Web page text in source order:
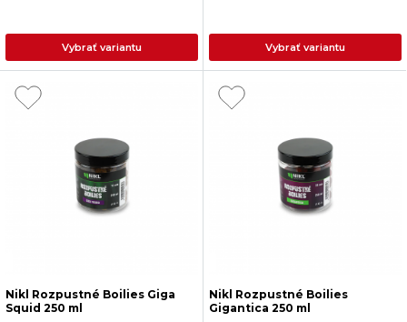
Vybrať variantu Vybrať variantu
Nikl Rozpustné Boilies Giga
Squid 250 ml
Nikl Rozpustné Boilies
Gigantica 250 ml